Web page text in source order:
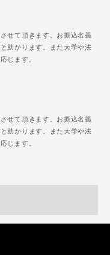
せて頂きます。お振込名義
助かります。また大学や法
じます。
せて頂きます。お振込名義
助かります。また大学や法
じます。